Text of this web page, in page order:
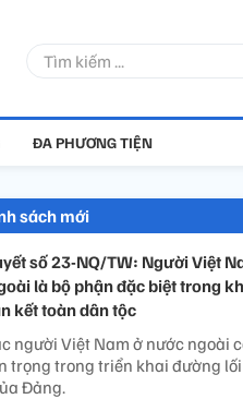
ĐA PHƯƠNG TIỆN
sách mới
số 23-NQ/TW: Người Việt
là bộ phận đặc biệt trong
kết toàn dân tộc
người Việt Nam ở nước ngoài
trọng trong triển khai đường
Đảng.